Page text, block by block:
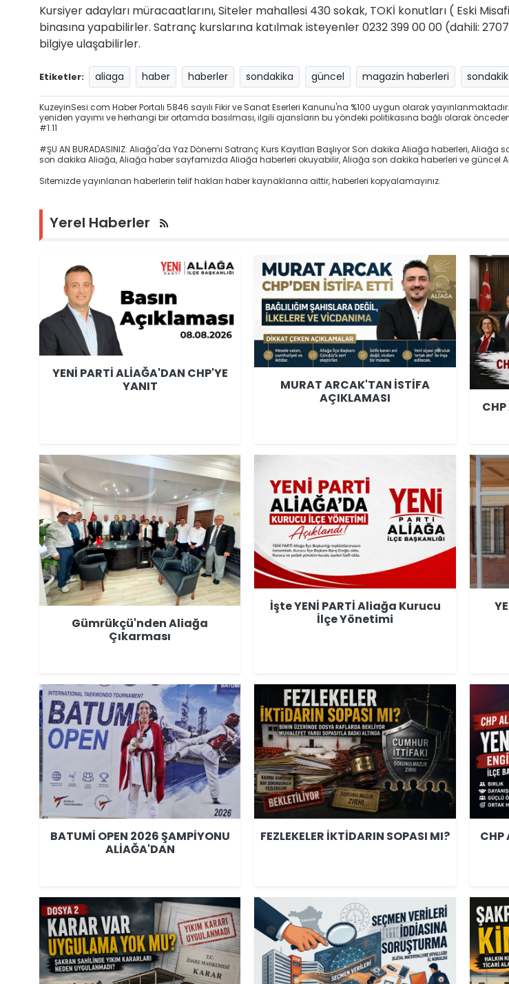
Kursiyer adayları müracaatlarını, Siteler mahallesi 430 sokak, TOKİ konutları ( Eski
binasına yapabilirler. Satranç kurslarına katılmak isteyenler 0232 399 00 00 (dahili:
bilgiye ulaşabilirler.
Etiketler: aliaga haber haberler sondakika güncel magazin haberleri
KuzeyinSesi.com Haber Portalı 5846 sayılı Fikir ve Sanat Eserleri Kanunu'na %100 uygun olarak
yeniden yayımı ve herhangi bir ortamda basılması, ilgili ajansların bu yöndeki politikasına bağlı olarak önceden
#1.11
#ŞU AN BURADASINIZ: Aliağa'da Yaz Dönemi Satranç Kurs Kayıtları Başlıyor Son dakika Aliağa haberleri,
son dakika Aliağa, Aliağa haber sayfamızda Aliağa haberleri okuyabilir, Aliağa son dakika haberleri ve güncel
Sitemizde yayınlanan haberlerin telif hakları haber kaynaklarına aittir, haberleri kopyalamayınız.
Yerel Haberler
YENİ PARTİ ALİAĞA'DAN CHP'YE
YANIT
MURAT ARCAK'TAN İSTİFA
AÇIKLAMASI
Gümrükçü'nden Aliağa
Çıkarması
İşte YENİ PARTİ Aliağa Kurucu
İlçe Yönetimi
BATUMİ OPEN 2026 ŞAMPİYONU
ALİAĞA'DAN
FEZLEKELER İKTİDARIN SOPASI MI?